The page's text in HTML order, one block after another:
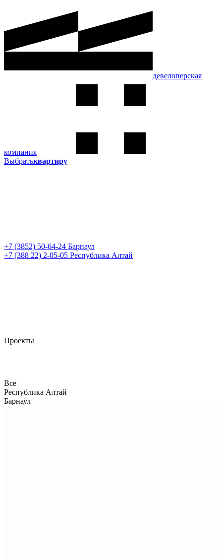
девелоперская
компания
Выбратьквартиру
+7 (3852) 50-64-24 Барнаул
+7 (388 22) 2-05-05 Республика Алтай
Проекты
Все
Республика Алтай
Барнаул